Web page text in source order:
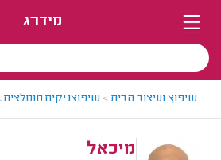
מידרג
שיפוץ ועיצוב הבית> שיפוצניקים מומלצים
מיכאל